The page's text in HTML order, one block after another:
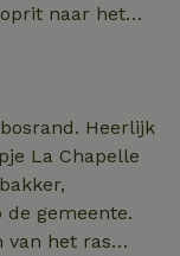
naar het
trampoline en
een ezel en
uitgerust met
Heerlijk
La Chapelle
gemeente.
van het ras